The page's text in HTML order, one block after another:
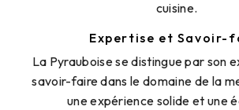
cuisine.
Expertise et Savoir-
La Pyrauboise se distingue par son
savoir-faire dans le domaine de la
une expérience solide et une